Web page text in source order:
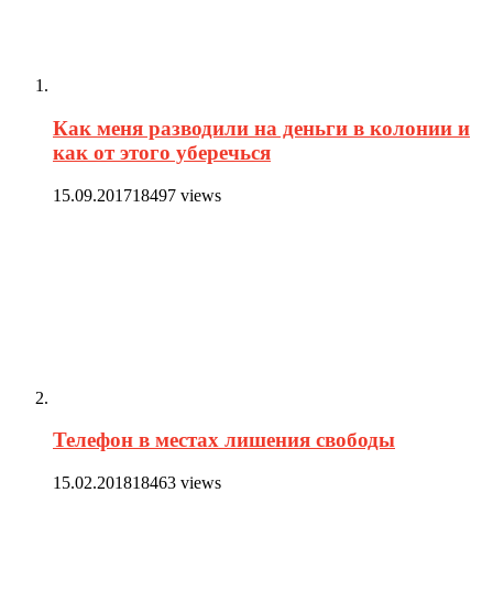
Как меня разводили на деньги в колонии и
как от этого уберечься
15.09.201718497 views
Телефон в местах лишения свободы
15.02.201818463 views